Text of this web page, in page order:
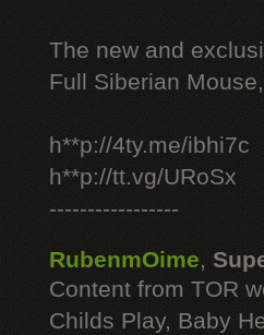
The new and
Full Siberian
h**p://4ty.me/ibhi7c
h**p://tt.vg/URoSx
-----------------
RubenmOime,
Content from TOR
Childs Play, Baby